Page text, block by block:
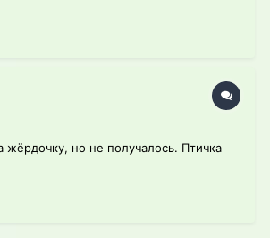
жёрдочку, но не получалось. Птичка